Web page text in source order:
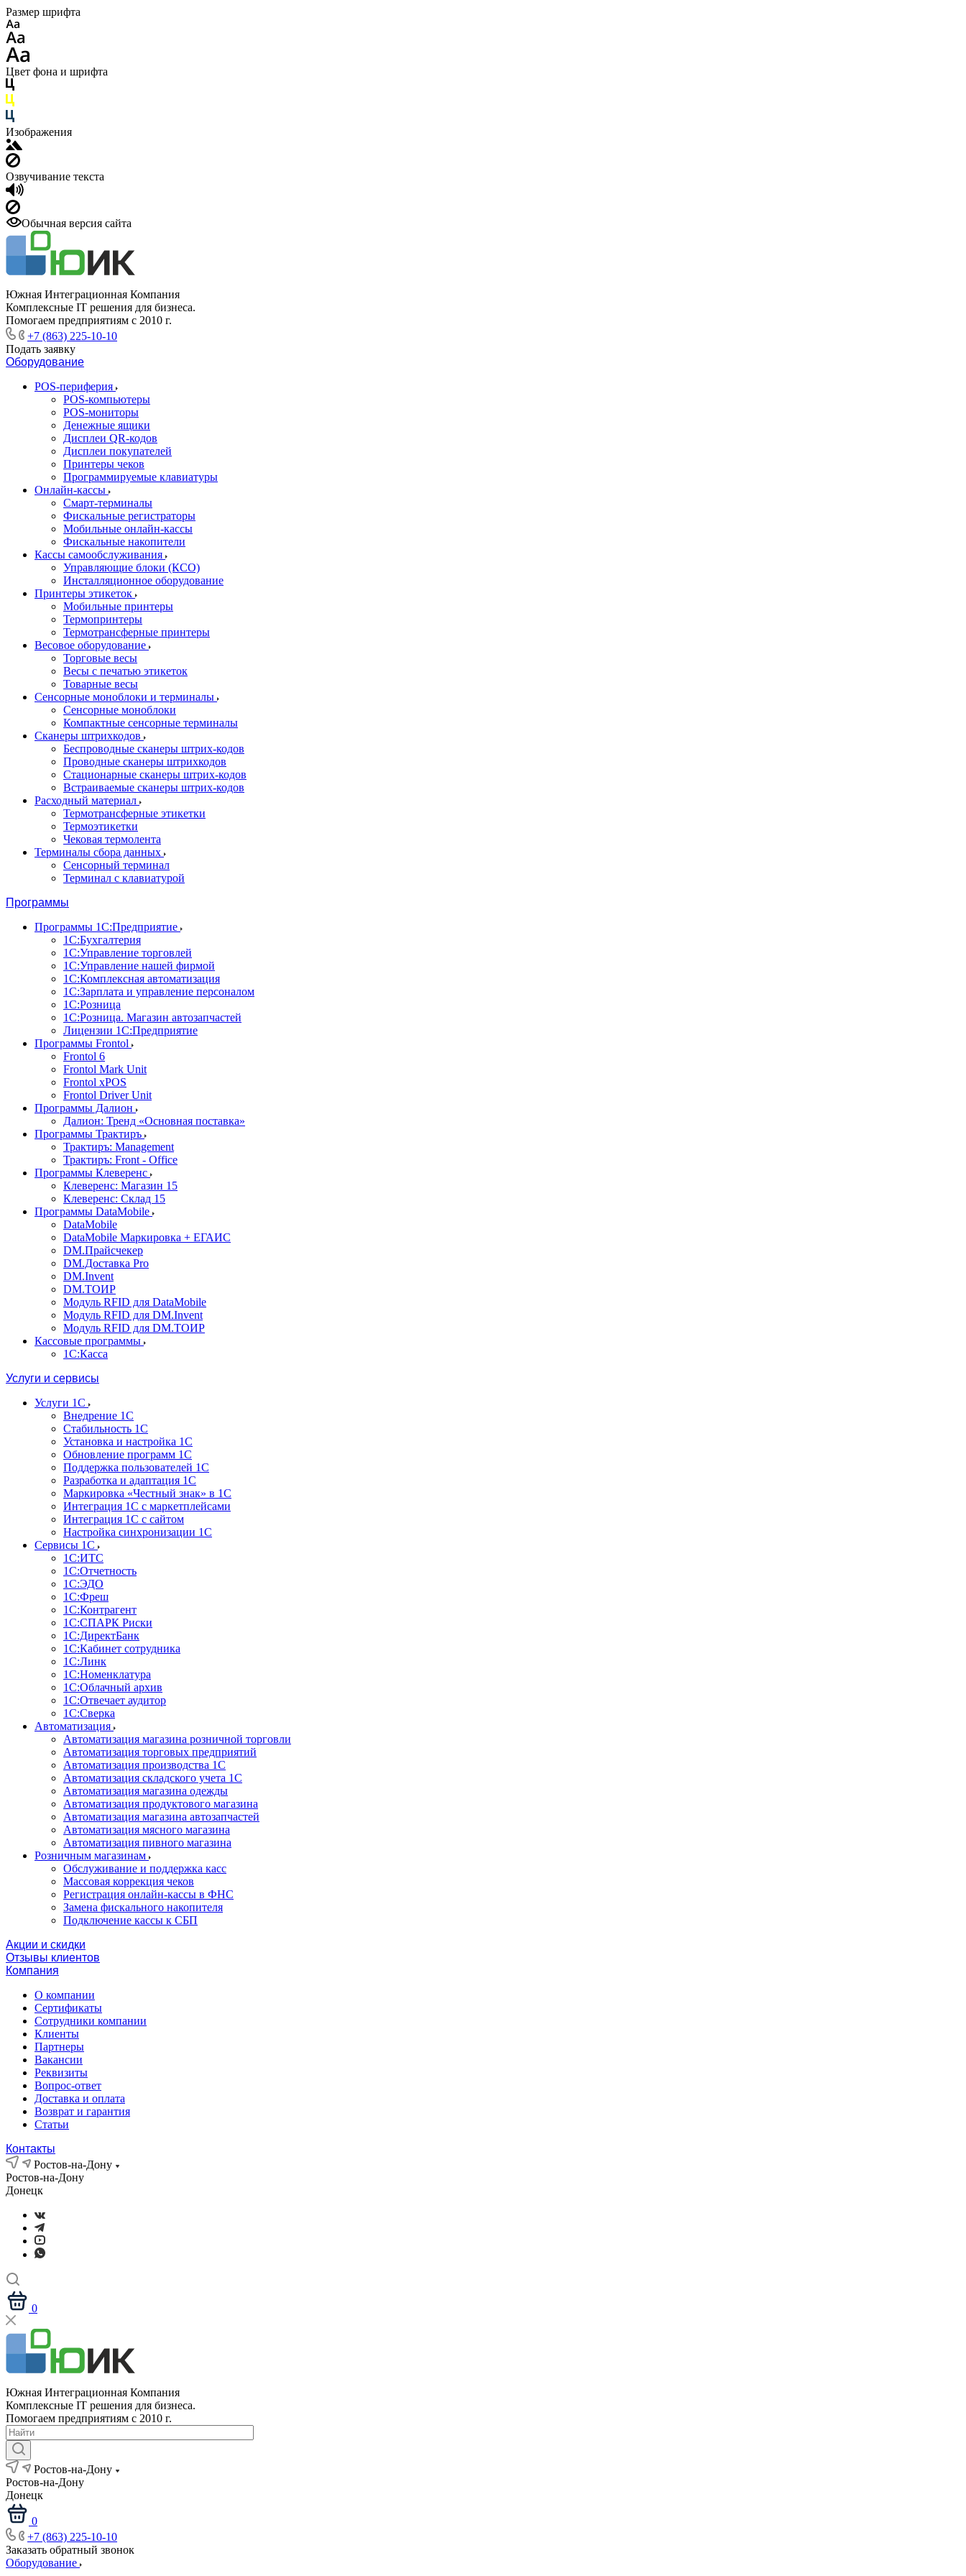
Размер шрифта
Цвет фона и шрифта
Изображения
Озвучивание текста
Обычная версия сайта
Южная Интеграционная Компания
Комплексные IT решения для бизнеса.
Помогаем предприятиям с 2010 г.
+7 (863) 225-10-10
Подать заявку
Оборудование
POS-периферия
POS-компьютеры
POS-мониторы
Денежные ящики
Дисплеи QR-кодов
Дисплеи покупателей
Принтеры чеков
Программируемые клавиатуры
Онлайн-кассы
Смарт-терминалы
Фискальные регистраторы
Мобильные онлайн-кассы
Фискальные накопители
Кассы самообслуживания
Управляющие блоки (КСО)
Инсталляционное оборудование
Принтеры этикеток
Мобильные принтеры
Термопринтеры
Термотрансферные принтеры
Весовое оборудование
Торговые весы
Весы с печатью этикеток
Товарные весы
Сенсорные моноблоки и терминалы
Сенсорные моноблоки
Компактные сенсорные терминалы
Сканеры штрихкодов
Беспроводные сканеры штрих-кодов
Проводные сканеры штрихкодов
Стационарные сканеры штрих-кодов
Встраиваемые сканеры штрих-кодов
Расходный материал
Термотрансферные этикетки
Термоэтикетки
Чековая термолента
Терминалы сбора данных
Сенсорный терминал
Терминал с клавиатурой
Программы
Программы 1С:Предприятие
1С:Бухгалтерия
1С:Управление торговлей
1С:Управление нашей фирмой
1С:Комплексная автоматизация
1С:Зарплата и управление персоналом
1С:Розница
1С:Розница. Магазин автозапчастей
Лицензии 1С:Предприятие
Программы Frontol
Frontol 6
Frontol Mark Unit
Frontol xPOS
Frontol Driver Unit
Программы Далион
Далион: Тренд «Основная поставка»
Программы Трактиръ
Трактиръ: Management
Трактиръ: Front - Office
Программы Клеверенс
Клеверенс: Магазин 15
Клеверенс: Склад 15
Программы DataMobile
DataMobile
DataMobile Маркировка + ЕГАИС
DM.Прайсчекер
DM.Доставка Pro
DM.Invent
DM.ТОИР
Модуль RFID для DataMobile
Модуль RFID для DM.Invent
Модуль RFID для DM.ТОИР
Кассовые программы
1С:Касса
Услуги и сервисы
Услуги 1С
Внедрение 1С
Стабильность 1С
Установка и настройка 1С
Обновление программ 1С
Поддержка пользователей 1С
Разработка и адаптация 1С
Маркировка «Честный знак» в 1С
Интеграция 1С с маркетплейсами
Интеграция 1С с сайтом
Настройка синхронизации 1С
Сервисы 1С
1С:ИТС
1С:Отчетность
1С:ЭДО
1С:Фреш
1С:Контрагент
1С:CПАРК Риски
1С:ДиректБанк
1С:Кабинет сотрудника
1С:Линк
1С:Номенклатура
1С:Облачный архив
1С:Отвечает аудитор
1С:Сверка
Автоматизация
Автоматизация магазина розничной торговли
Автоматизация торговых предприятий
Автоматизация производства 1С
Автоматизация складского учета 1C
Автоматизация магазина одежды
Автоматизация продуктового магазина
Автоматизация магазина автозапчастей
Автоматизация мясного магазина
Автоматизация пивного магазина
Розничным магазинам
Обслуживание и поддержка касс
Массовая коррекция чеков
Регистрация онлайн-кассы в ФНС
Замена фискального накопителя
Подключение кассы к СБП
Акции и скидки
Отзывы клиентов
Компания
О компании
Сертификаты
Сотрудники компании
Клиенты
Партнеры
Вакансии
Реквизиты
Вопрос-ответ
Доставка и оплата
Возврат и гарантия
Статьи
Контакты
Ростов-на-Дону
Ростов-на-Дону
Донецк
0
Южная Интеграционная Компания
Комплексные IT решения для бизнеса.
Помогаем предприятиям с 2010 г.
Ростов-на-Дону
Ростов-на-Дону
Донецк
0
+7 (863) 225-10-10
Заказать обратный звонок
Оборудование